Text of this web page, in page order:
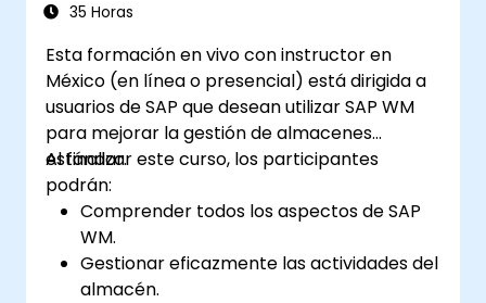
35 Horas
Esta formación en vivo con instructor en
México (en línea o presencial) está dirigida a
usuarios de SAP que desean utilizar SAP WM
para mejorar la gestión de almacenes
estándar.
Al finalizar este curso, los participantes
podrán:
Comprender todos los aspectos de SAP
WM.
Gestionar eficazmente las actividades del
almacén.